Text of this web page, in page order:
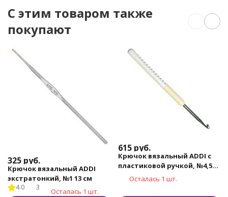
C этим товаром также
покупают
325 руб.
Крючок вязальный ADDI
экстратонкий, №1 13 см
4.0 3 Осталась 1 шт.
615 руб.
Крючок вязальный ADDI с
пластиковой ручкой, №4,5
15 смОсталась 1 шт.